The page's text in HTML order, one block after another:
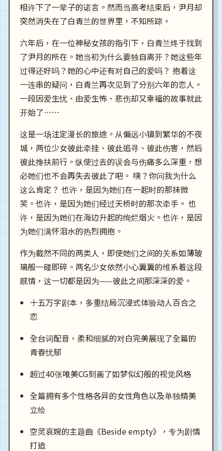
相许下了一辈子的诺言。然而当高考结束后，尹月却
突然消失在了白青兰的世界里，不知所踪。
六年后，在一位神秘女孩的指引下，白青兰终于找到
了尹月的所在。她当初为什么要独自离开？她这些年
过得还好吗？她的心中还有对自己的爱吗？ 抱着这
一连串的疑问，白青兰再次见到了分别六年的恋人。
一段因爱生忧、由爱生怖、悲伤却又幸福的故事就此
开始了……
这是一场注定漫长的旅途。从偏远小镇到繁华的不夜
城，两位少女彼此牵挂、彼此追寻、彼此伤害，然后
彼此搀扶前行。纵使过去的误会与伤痛多么深重，想
必她们也不会再失去彼此了吧。 咦？你问我为什么
这么肯定？ 也许，是因为她们在一起时的那抹微
笑。也许，是因为她们经过天桥时的那次牵手。 也
许，是因为她们在海边升起的绚烂烟火。也许，是因
为她们满怀泪水的热烈拥抱。
作为截然不同的两类人，即使她们之间的关系如薄玻
璃般一碰即碎。两名少女依然小心翼翼的维系着这段
感情，这一切都是因为——彼此之间那深深的爱。
十五万字剧本，多重结局沉浸式体验动人百合之
恋
全台词配音，柔和细腻的对白完美展现了全篇的
青春忧郁
超过40张唯美CG刻画了如梦似幻般的视觉风格
全篇拥有多个性格各异的女性角色以及单独精美
立绘
空灵哀婉的主题曲《Beside empty》，专为剧情
打造